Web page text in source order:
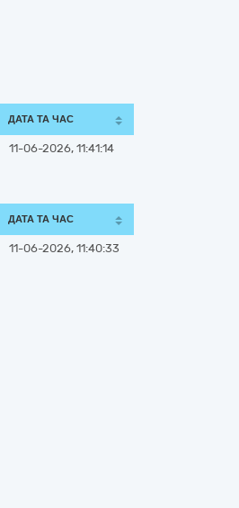
ДАТА ТА ЧАС
11-06-2026, 11:41:14
ДАТА ТА ЧАС
11-06-2026, 11:40:33